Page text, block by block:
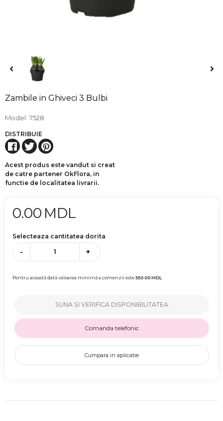
Zambile in Ghiveci 3 Bulbi
Model 7528
DISTRIBUIE
Acest produs este vandut si creat
de catre partener OkFlora, in
functie de localitatea livrarii.
0.00 MDL
Selecteaza cantitatea dorita
- +
Pentru această dată valoarea minimă a comenzii este550.00MDL
SUNA SI VERIFICA DISPONIBILITATEA
Comanda telefonic
Cumpara in aplicatie